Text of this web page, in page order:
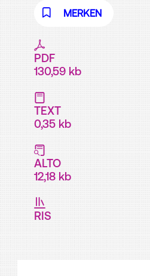
MERKEN
PDF
130,59 kb
TEXT
0,35 kb
ALTO
12,18 kb
RIS